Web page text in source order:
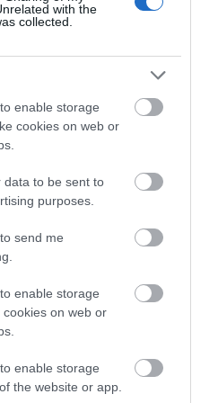
with the
collected.
enable storage
cookies on web or
data to be sent to
purposes.
send me
enable storage
on web or
enable storage
the website or app.
Σκύρο:
μονάδα
ειδικό
στην
ψάρια
το
από
Έσπασαν πιάτα στο
κεφάλι του Αταμάν –